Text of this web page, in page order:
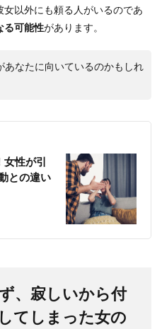
以外にも頼る人がいるのであ
る可能性があります。
あなたに向いているのかもしれ
女性が引
との違い
、寂しいから付
てしまった女の